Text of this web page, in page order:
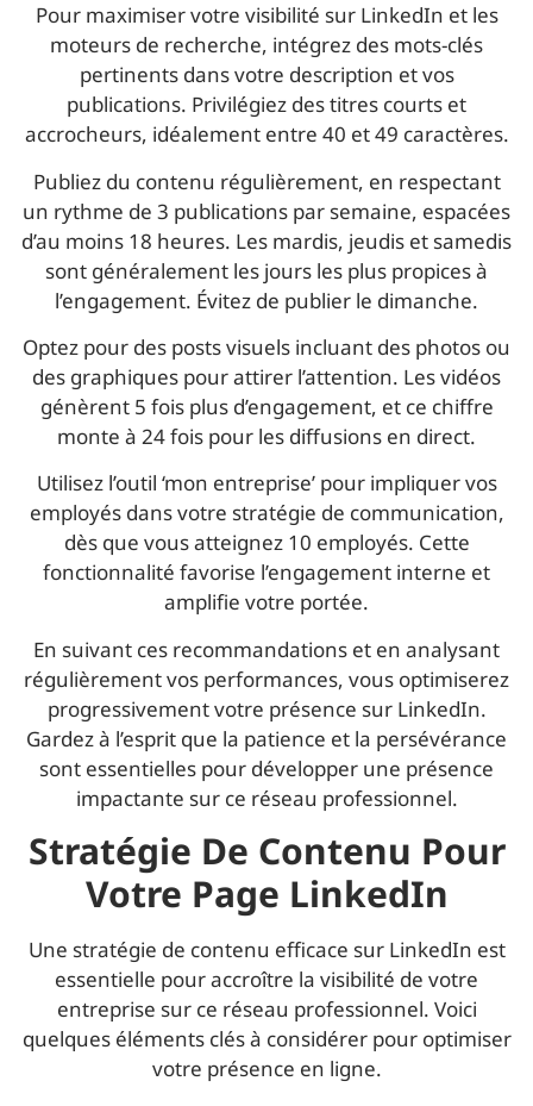
Pour maximiser votre visibilité sur LinkedIn et les
moteurs de recherche, intégrez des mots-clés
pertinents dans votre description et vos
publications. Privilégiez des titres courts et
accrocheurs, idéalement entre 40 et 49 caractères.
Publiez du contenu régulièrement, en respectant
un rythme de 3 publications par semaine, espacées
d’au moins 18 heures. Les mardis, jeudis et samedis
sont généralement les jours les plus propices à
l’engagement. Évitez de publier le dimanche.
Optez pour des posts visuels incluant des photos ou
des graphiques pour attirer l’attention. Les vidéos
génèrent 5 fois plus d’engagement, et ce chiffre
monte à 24 fois pour les diffusions en direct.
Utilisez l’outil ‘mon entreprise’ pour impliquer vos
employés dans votre stratégie de communication,
dès que vous atteignez 10 employés. Cette
fonctionnalité favorise l’engagement interne et
amplifie votre portée.
En suivant ces recommandations et en analysant
régulièrement vos performances, vous optimiserez
progressivement votre présence sur LinkedIn.
Gardez à l’esprit que la patience et la persévérance
sont essentielles pour développer une présence
impactante sur ce réseau professionnel.
Stratégie De Contenu Pour
Votre Page LinkedIn
Une stratégie de contenu efficace sur LinkedIn est
essentielle pour accroître la visibilité de votre
entreprise sur ce réseau professionnel. Voici
quelques éléments clés à considérer pour optimiser
votre présence en ligne.